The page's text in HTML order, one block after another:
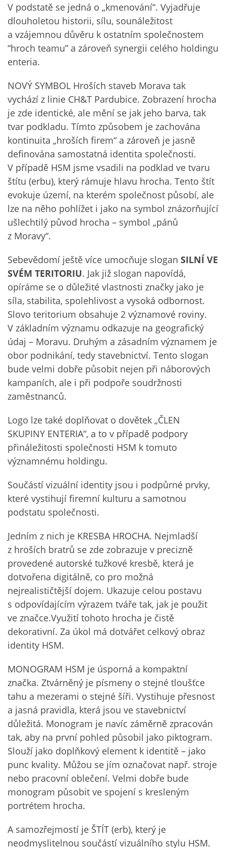
V podstatě se jedná o „kmenování“. Vyjadřuje
dlouholetou historii, sílu, sounáležitost
a vzájemnou důvěru k ostatním společnostem
“hroch teamu” a zároveň synergii celého holdingu
enteria.
NOVÝ SYMBOL Hroších staveb Morava tak
vychází z linie CH&T Pardubice. Zobrazení hrocha
je zde identické, ale mění se jak jeho barva, tak
tvar podkladu. Tímto způsobem je zachována
kontinuita „hroších firem“ a zároveň je jasně
definována samostatná identita společnosti.
V případě HSM jsme vsadili na podklad ve tvaru
štítu (erbu), který rámuje hlavu hrocha. Tento štít
evokuje území, na kterém společnost působí, ale
lze na něho pohlížet i jako na symbol znázorňující
ušlechtilý původ hrocha – symbol „pánů
z Moravy“.
Sebevědomí ještě více umocňuje slogan SILNÍ VE
SVÉM TERITORIU. Jak již slogan napovídá,
opíráme se o důležité vlastnosti značky jako je
síla, stabilita, spolehlivost a vysoká odbornost.
Slovo teritorium obsahuje 2 významové roviny.
V základním významu odkazuje na geografický
údaj – Moravu. Druhým a zásadním významem je
obor podnikání, tedy stavebnictví. Tento slogan
bude velmi dobře působit nejen při náborových
kampaních, ale i při podpoře soudržnosti
zaměstnanců.
Logo lze také doplňovat o dovětek „ČLEN
SKUPINY ENTERIA“, a to v případě podpory
přináležitosti společnosti HSM k tomuto
významnému holdingu.
Součástí vizuální identity jsou i podpůrné prvky,
které vystihují firemní kulturu a samotnou
podstatu společnosti.
Jedním z nich je KRESBA HROCHA. Nejmladší
z hroších bratrů se zde zobrazuje v precizně
provedené autorské tužkové kresbě, která je
dotvořena digitálně, co pro možná
nejrealističtější dojem. Ukazuje celou postavu
s odpovídajícím výrazem tváře tak, jak je použit
ve značce.Využití tohoto hrocha je čistě
dekorativní. Za úkol má dotvářet celkový obraz
identity HSM.
MONOGRAM HSM je úsporná a kompaktní
značka. Ztvárněný je písmeny o stejné tloušťce
tahu a mezerami o stejné šíři. Vystihuje přesnost
a jasná pravidla, která jsou ve stavebnictví
důležitá. Monogram je navíc záměrně zpracován
tak, aby na první pohled působil jako piktogram.
Slouží jako doplňkový element k identitě – jako
punc kvality. Můžou se jím označovat např. stroje
nebo pracovní oblečení. Velmi dobře bude
monogram působit ve spojení s kresleným
portrétem hrocha.
A samozřejmostí je ŠTÍT (erb), který je
neodmyslitelnou součástí vizuálního stylu HSM.